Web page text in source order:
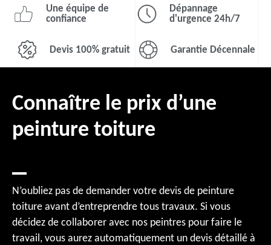
Une équipe de
confiance
Dépannage
d'urgence 24h/7
Devis 100% gratuit Garantie Décennale
Connaître le prix d’une
peinture toiture
N’oubliez pas de demander votre devis de peinture
toiture avant d’entreprendre tous travaux. Si vous
décidez de collaborer avec nos peintres pour faire le
travail, vous aurez automatiquement un devis détaillé à